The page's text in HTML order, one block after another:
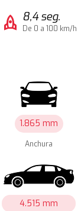
rocket 8,4 seg.
De 0 a 100 km/h
1.865 mm
Anchura
4.515 mm